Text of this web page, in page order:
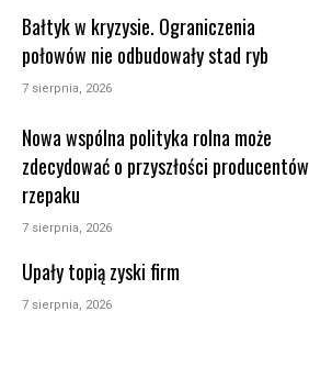
Bałtyk w kryzysie. Ograniczenia
połowów nie odbudowały stad ryb
7 sierpnia, 2026
Nowa wspólna polityka rolna może
zdecydować o przyszłości producentów
rzepaku
7 sierpnia, 2026
Upały topią zyski firm
7 sierpnia, 2026